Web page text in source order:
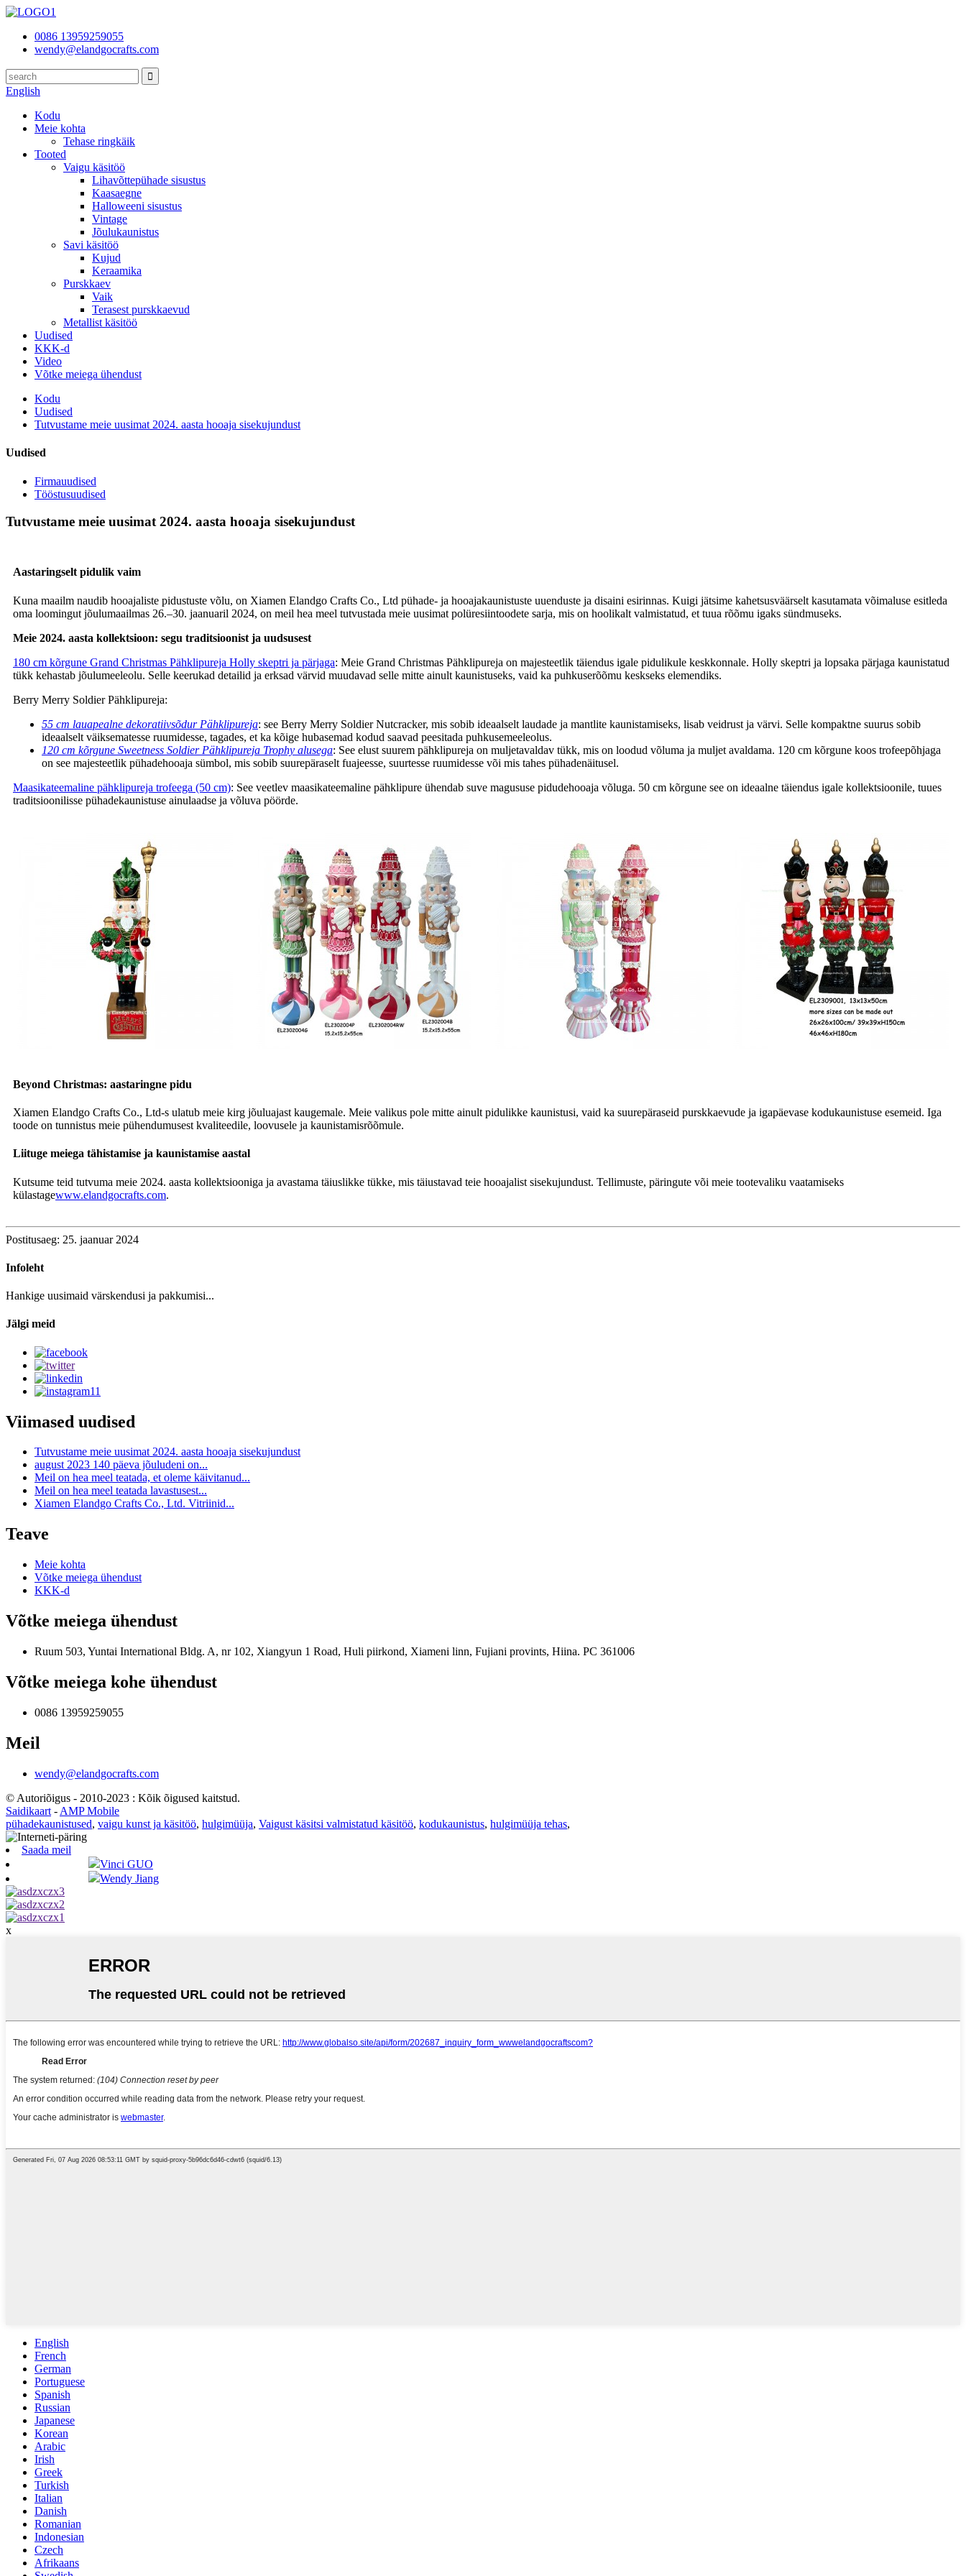
0086 13959259055
wendy@elandgocrafts.com
English
Kodu
Meie kohta
Tehase ringkäik
Tooted
Vaigu käsitöö
Lihavõttepühade sisustus
Kaasaegne
Halloweeni sisustus
Vintage
Jõulukaunistus
Savi käsitöö
Kujud
Keraamika
Purskkaev
Vaik
Terasest purskkaevud
Metallist käsitöö
Uudised
KKK-d
Video
Võtke meiega ühendust
Kodu
Uudised
Tutvustame meie uusimat 2024. aasta hooaja sisekujundust
Uudised
Firmauudised
Tööstusuudised
Tutvustame meie uusimat 2024. aasta hooaja sisekujundust
Aastaringselt pidulik vaim
Kuna maailm naudib hooajaliste pidustuste võlu, on Xiamen Elandgo Crafts Co., Ltd pühade- ja hooajakaunistuste uuenduste ja disaini esirinnas. Kuigi jätsime kahetsusväärselt kasutamata võimaluse esitleda
oma loomingut jõulumaailmas 26.–30. jaanuaril 2024, on meil hea meel tutvustada meie uusimat polüresiintoodete sarja, mis on hoolikalt valmistatud, et tuua rõõmu igaks sündmuseks.
Meie 2024. aasta kollektsioon: segu traditsioonist ja uudsusest
180 cm kõrgune Grand Christmas Pähklipureja Holly skeptri ja pärjaga: Meie Grand Christmas Pähklipureja on majesteetlik täiendus igale pidulikule keskkonnale. Holly skeptri ja lopsaka pärjaga kaunistatud
tükk kehastab jõulumeeleolu. Selle keerukad detailid ja erksad värvid muudavad selle mitte ainult kaunistuseks, vaid ka puhkuserõõmu keskseks elemendiks.
Berry Merry Soldier Pähklipureja:
55 cm lauapealne dekoratiivsõdur Pähklipureja: see Berry Merry Soldier Nutcracker, mis sobib ideaalselt laudade ja mantlite kaunistamiseks, lisab veidrust ja värvi. Selle kompaktne suurus sobib
ideaalselt väiksematesse ruumidesse, tagades, et ka kõige hubasemad kodud saavad peesitada puhkusemeeleolus.
120 cm kõrgune Sweetness Soldier Pähklipureja Trophy alusega: See elust suurem pähklipureja on muljetavaldav tükk, mis on loodud võluma ja muljet avaldama. 120 cm kõrgune koos trofeepõhjaga
on see majesteetlik pühadehooaja sümbol, mis sobib suurepäraselt fuajeesse, suurtesse ruumidesse või mis tahes pühadenäitusel.
Maasikateemaline pähklipureja trofeega (50 cm): See veetlev maasikateemaline pähklipure ühendab suve magususe pidudehooaja võluga. 50 cm kõrgune see on ideaalne täiendus igale kollektsioonile, tuues
traditsioonilisse pühadekaunistuse ainulaadse ja võluva pöörde.
Beyond Christmas: aastaringne pidu
Xiamen Elandgo Crafts Co., Ltd-s ulatub meie kirg jõuluajast kaugemale. Meie valikus pole mitte ainult pidulikke kaunistusi, vaid ka suurepäraseid purskkaevude ja igapäevase kodukaunistuse esemeid. Iga
toode on tunnistus meie pühendumusest kvaliteedile, loovusele ja kaunistamisrõõmule.
Liituge meiega tähistamise ja kaunistamise aastal
Kutsume teid tutvuma meie 2024. aasta kollektsiooniga ja avastama täiuslikke tükke, mis täiustavad teie hooajalist sisekujundust. Tellimuste, päringute või meie tootevaliku vaatamiseks
külastagewww.elandgocrafts.com.
Postitusaeg: 25. jaanuar 2024
Infoleht
Hankige uusimaid värskendusi ja pakkumisi...
Jälgi meid
Viimased uudised
Tutvustame meie uusimat 2024. aasta hooaja sisekujundust
august 2023 140 päeva jõuludeni on...
Meil on hea meel teatada, et oleme käivitanud...
Meil on hea meel teatada lavastusest...
Xiamen Elandgo Crafts Co., Ltd. Vitriinid...
Teave
Meie kohta
Võtke meiega ühendust
KKK-d
Võtke meiega ühendust
Ruum 503, Yuntai International Bldg. A, nr 102, Xiangyun 1 Road, Huli piirkond, Xiameni linn, Fujiani provints, Hiina. PC 361006
Võtke meiega kohe ühendust
0086 13959259055
Meil
wendy@elandgocrafts.com
© Autoriõigus - 2010-2023 : Kõik õigused kaitstud.
Saidikaart - AMP Mobile
pühadekaunistused, vaigu kunst ja käsitöö, hulgimüüja, Vaigust käsitsi valmistatud käsitöö, kodukaunistus, hulgimüüja tehas,
Saada meil
Vinci GUO
Wendy Jiang
x
English
French
German
Portuguese
Spanish
Russian
Japanese
Korean
Arabic
Irish
Greek
Turkish
Italian
Danish
Romanian
Indonesian
Czech
Afrikaans